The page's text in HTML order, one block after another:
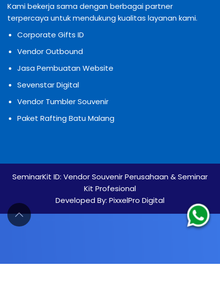
Kami bekerja sama dengan berbagai partner
terpercaya untuk mendukung kualitas layanan kami.
Corporate Gifts ID
Vendor Outbound
Jasa Pembuatan Website
Sevenstar Digital
Vendor Tumbler Souvenir
Paket Rafting Batu Malang
SeminarKit ID: Vendor Souvenir Perusahaan & Seminar
Kit Profesional
Developed By: PixxelPro Digital